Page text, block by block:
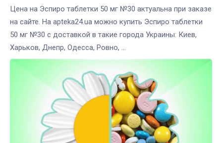
Цена на Эспиро таблетки 50 мг №30 актуальна при заказе
на сайте. На apteka24.ua можно купить Эспиро таблетки
50 мг №30 с доставкой в такие города Украины: Киев,
Харьков, Днепр, Одесса, Ровно, ...